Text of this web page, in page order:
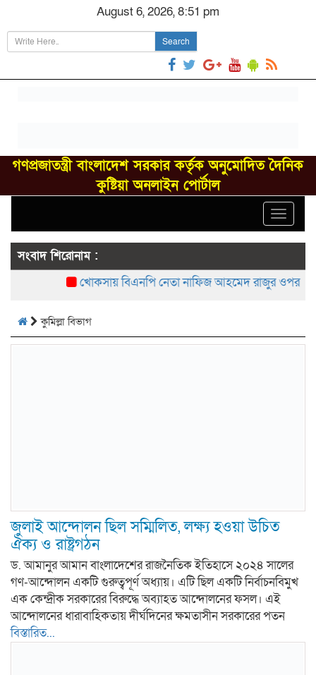
August 6, 2026, 8:51 pm
Search
গণপ্রজাতন্ত্রী বাংলাদেশ সরকার কর্তৃক অনুমোদিত দৈনিক
কুষ্টিয়া অনলাইন পোর্টাল
Toggle
সংবাদ শিরোনাম :
খোকসায় বিএনপি নেতা নাফিজ আহমেদ রাজুর ওপর
কুমিল্লা বিভাগ
জুলাই আন্দোলন ছিল সম্মিলিত, লক্ষ্য হওয়া উচিত
ঐক্য ও রাষ্ট্রগঠন
ড. আমানুর আমান বাংলাদেশের রাজনৈতিক ইতিহাসে ২০২৪ সালের
গণ-আন্দোলন একটি গুরুত্বপূর্ণ অধ্যায়। এটি ছিল একটি নির্বাচনবিমুখ
এক কেন্দ্রীক সরকারের বিরুদ্ধে অব্যাহত আন্দোলনের ফসল। এই
আন্দোলনের ধারাবাহিকতায় দীর্ঘদিনের ক্ষমতাসীন সরকারের পতন
বিস্তারিত...